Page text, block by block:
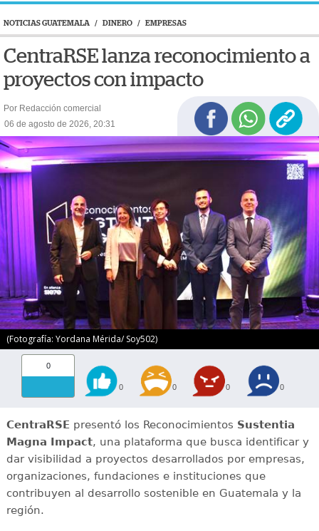
NOTICIAS GUATEMALA / DINERO / EMPRESAS
CentraRSE lanza reconocimiento a
proyectos con impacto
Por Redacción comercial
06 de agosto de 2026, 20:31
(Fotografía: Yordana Mérida/ Soy502)
0
0 0 0 0
CentraRSEpresentó los Reconocimientos Sustentia
Magna Impact, una plataforma que busca identificar y
dar visibilidad a proyectos desarrollados por empresas,
organizaciones, fundaciones e instituciones que
contribuyen al desarrollo sostenible en Guatemala y la
región.